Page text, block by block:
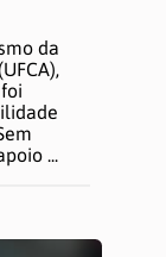
da
...